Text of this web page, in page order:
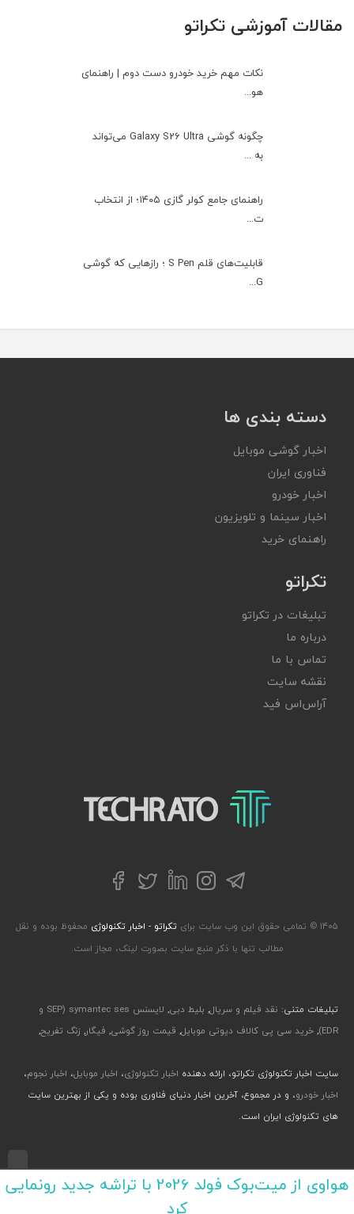
مقالات آموزشی تکراتو
نکات مهم خرید خودرو دست دوم | راهنمای
هو...
چگونه گوشی Galaxy S26 Ultra می‌تواند
به ...
راهنمای جامع کولر گازی ۱۴۰۵؛ از انتخاب
ت...
قابلیت‌های قلم S Pen ؛ رازهایی که گوشی
G...
دسته بندی ها
اخبار گوشی موبایل
فناوری ایران
اخبار خودرو
اخبار سینما و تلویزیون
راهنمای خرید
تکراتو
تبلیغات در تکراتو
درباره ما
تماس با ما
نقشه سایت
آر‌اس‌اس فید
تکراتو – زندگی با تکنولوژی
تلگراماینستاگرام
لینکداینتوییترفیسبوک
۱۴۰۵ © تمامی حقوق این وب سایت برای تکراتو - اخبار تکنولوژی محفوظ بوده و نقل
مطالب تنها با ذکر منبع سایت بصورت لینک، مجاز است.
تبلیغات متنی: نقد فیلم و سریال, بلیط دبی,
لایسنس symantec ses (SEP و
EDR)
, خرید سی پی کالاف دیوتی موبایل, قیمت روز گوشی, فیگار, زنگ تفریح,
سایت اخبار تکنولوژی تکراتو، ارائه دهنده اخبار تکنولوژی، اخبار موبایل، اخبار نجوم،
اخبار خودرو، و در مجموع، آخرین اخبار دنیای فناوری بوده و یکی از بهترین سایت
های تکنولوژی ایران است.
طراحی رابط کاربری و تجربی توسط جواد صابری، گروه افرو - اجرا با طراحی وب پارسا
هواوی از میت‌بوک فولد 2026 با تراشه جدید رونمایی
کرد